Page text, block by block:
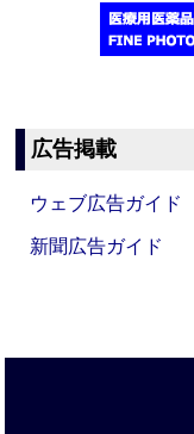
広告掲載
ウェブ広告ガイド
新聞広告ガイド